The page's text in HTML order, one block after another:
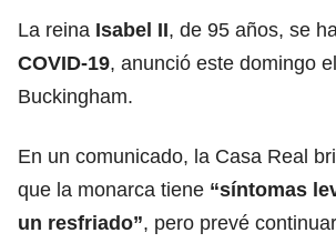
La reina Isabel II, de 95 años, se
COVID-19, anunció este domingo
Buckingham.
En un comunicado, la Casa Real
que la monarca tiene “síntomas
un resfriado”, pero prevé